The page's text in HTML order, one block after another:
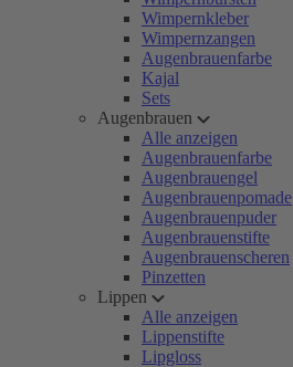
Wimpernkleber
Wimpernzangen
Augenbrauenfarbe
Kajal
Sets
Augenbrauen
Alle anzeigen
Augenbrauenfarbe
Augenbrauengel
Augenbrauenpomade
Augenbrauenpuder
Augenbrauenstifte
Augenbrauenscheren
Pinzetten
Lippen
Alle anzeigen
Lippenstifte
Lipgloss